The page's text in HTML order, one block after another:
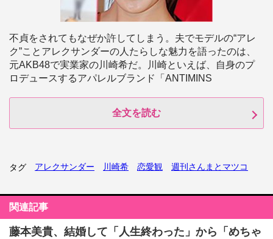
不貞をされてもなぜか許してしまう。夫でモデルの“アレ
ク”ことアレクサンダーの人たらしな魅力を語ったのは、
元AKB48で実業家の川崎希だ。川崎といえば、自身のプ
ロデュースするアパレルブランド「ANTIMINS
全文を読む
タグ アレクサンダー 川崎希 恋愛観 週刊さんまとマツコ
関連記事
藤本美貴、結婚して「人生終わった」から「めちゃ